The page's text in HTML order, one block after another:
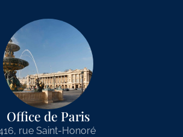
Office de Paris
rue Saint-Honoré